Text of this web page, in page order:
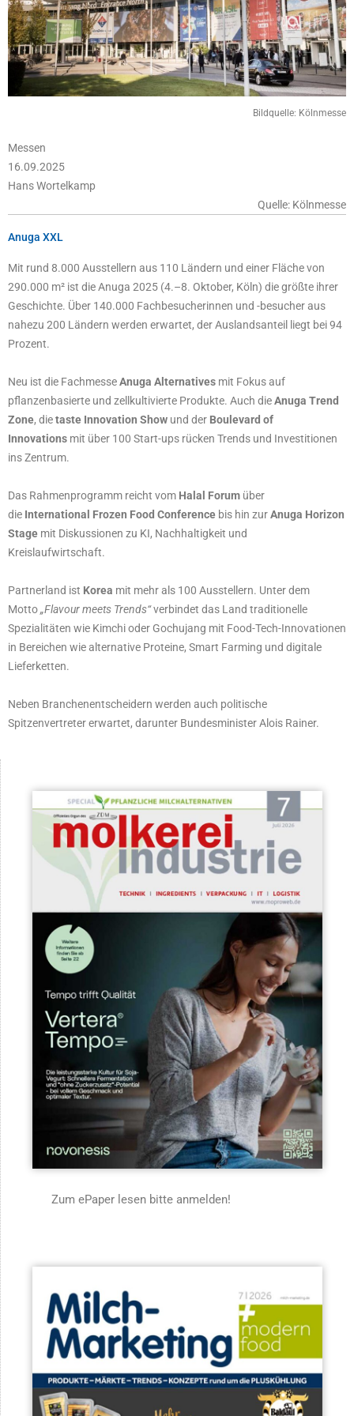
Bildquelle: Kölnmesse
Messen
16.09.2025
Hans Wortelkamp
Quelle: Kölnmesse
Anuga XXL
Mit rund 8.000 Ausstellern aus 110 Ländern und einer Fläche von
290.000 m² ist die Anuga 2025 (4.–8. Oktober, Köln) die größte ihrer
Geschichte. Über 140.000 Fachbesucherinnen und -besucher aus
nahezu 200 Ländern werden erwartet, der Auslandsanteil liegt bei 94
Prozent.
Neu ist die FachmesseAnuga Alternatives mit Fokus auf
pflanzenbasierte und zellkultivierte Produkte. Auch dieAnuga Trend
Zone, dietaste Innovation Show und der Boulevard of
Innovations mit über 100 Start-ups rücken Trends und Investitionen
ins Zentrum.
Das Rahmenprogramm reicht vom Halal Forum über
die International Frozen Food Conference bis hin zurAnuga Horizon
Stage mit Diskussionen zu KI, Nachhaltigkeit und
Kreislaufwirtschaft.
Partnerland ist Korea mit mehr als 100 Ausstellern. Unter dem
Motto„Flavour meets Trends“verbindet das Land traditionelle
Spezialitäten wie Kimchi oder Gochujang mit Food-Tech-Innovationen
in Bereichen wie alternative Proteine, Smart Farming und digitale
Lieferketten.
Neben Branchenentscheidern werden auch politische
Spitzenvertreter erwartet, darunter Bundesminister Alois Rainer.
Zum ePaper lesen bitte anmelden!